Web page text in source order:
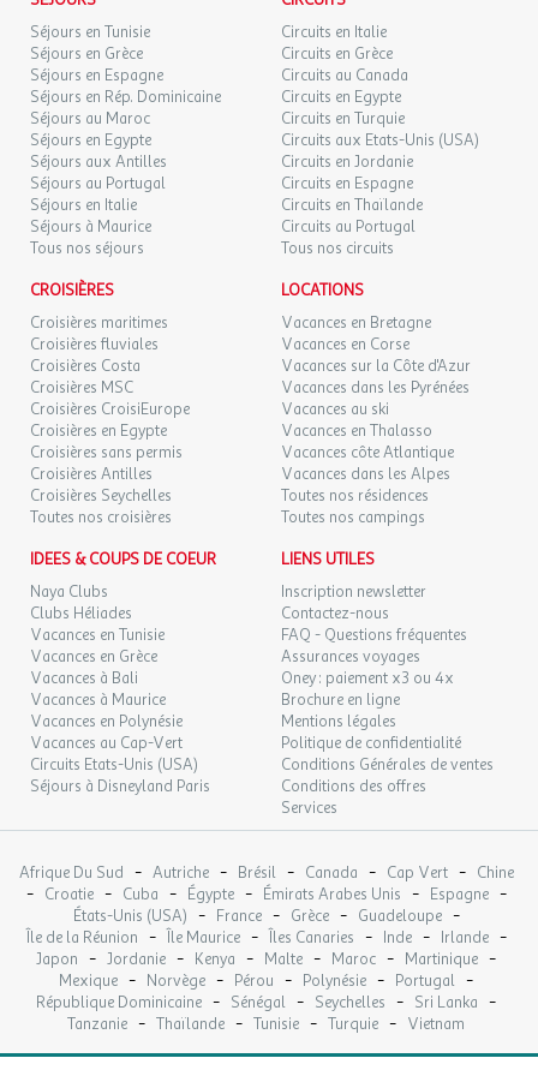
Animations de journées et de soirées: jeux apéro, quiz, blind-test,
énigmes, soirées à thème/dansantes, cabarets et spectacles
(selon périodes)...
Clubs Enfants de 4 mois à 17 ans
Club enfant -6 ans littoral
Pour les enfants de 4 mois à 5 ans.
Club des Babyz
Club des Happyz
Selon disponibilité au moment de la réservation (nombre de
places limité).
Ouverts toute la journée 5j/7, fermés samedi et dimanche.
Fonctionnent toute la journée pendant les vacances scolaires
françaises de printemps, de la Toussaint et d’été. Clubs fermés
pendant les autres périodes. A partir de 17 heures, les enfants de
Tranches d'âge modulables selon les effectifs.
Clubs 6-10 ans littoral
Club des Kidz: De 6 à 10 ans
Fonctionnent toute la journée 5j/7, fermés samedi et dimanche,
pendant les vacances scolaires françaises de la Toussaint, de
printemps et d’été. Clubs fermés pendant les autres périodes.
Clubs +10 ans littoral
: De 11 à 13 ans et de 14 à 17 ans.
Fonctionnent toute la journée 5j/7 (fermés samedi et dimanche)
pendant les vacances scolaires françaises de la Toussaint, de
printemps et d’été. Clubs fermés pendant les autres périodes.
Cours de stretching et relaxation
Gym douce, étirements, relaxation : nos coachs organisent des
Séjours en Tunisie
Séjours en Grèce
Séjours en Espagne
Séjours en Rép. Dominicaine
Séjours au Maroc
Séjours en Egypte
Séjours aux Antilles
Séjours au Portugal
Séjours en Italie
Séjours à Maurice
Tous nos séjours
Circuits en Italie
Circuits en Grèce
Circuits au Canada
Circuits en Egypte
Circuits en Turquie
Circuits aux Etats-Unis (USA)
Circuits en Jordanie
Circuits en Espagne
Circuits en Thaïlande
Circuits au Portugal
Tous nos circuits
CROISIÈRES
Croisières maritimes
Croisières fluviales
Croisières Costa
Croisières MSC
Croisières CroisiEurope
Croisières en Egypte
Croisières sans permis
Croisières Antilles
Croisières Seychelles
Toutes nos croisières
LOCATIONS
Vacances en Bretagne
Vacances en Corse
Vacances sur la Côte d'Azur
Vacances dans les Pyrénées
Vacances au ski
Vacances en Thalasso
Vacances côte Atlantique
Vacances dans les Alpes
Toutes nos résidences
Toutes nos campings
IDEES & COUPS DE COEUR
Naya Clubs
Clubs Héliades
Vacances en Tunisie
Vacances en Grèce
Vacances à Bali
Vacances à Maurice
Vacances en Polynésie
Vacances au Cap-Vert
Circuits Etats-Unis (USA)
Séjours à Disneyland Paris
LIENS UTILES
Inscription newsletter
Contactez-nous
FAQ - Questions fréquentes
Assurances voyages
Oney : paiement x3 ou 4x
Brochure en ligne
Mentions légales
Politique de confidentialité
Conditions Générales de ventes
Conditions des offres
Services
Afrique Du Sud - Autriche - Brésil - Canada - Cap Vert - Chine
- Croatie - Cuba - Égypte - Émirats Arabes Unis - Espagne -
États-Unis (USA) - France - Grèce - Guadeloupe -
Île de la Réunion - Île Maurice - Îles Canaries - Inde - Irlande -
Japon - Jordanie - Kenya - Malte - Maroc - Martinique -
Mexique - Norvège - Pérou - Polynésie - Portugal -
République Dominicaine - Sénégal - Seychelles - Sri Lanka -
Tanzanie - Thaïlande - Tunisie - Turquie - Vietnam